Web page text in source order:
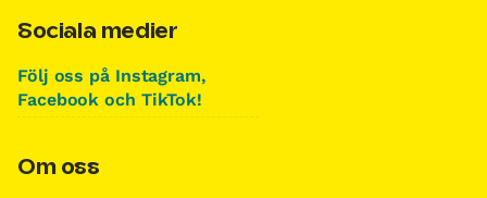
Sociala medier
Följ oss på Instagram,
Facebook och TikTok!
Om oss